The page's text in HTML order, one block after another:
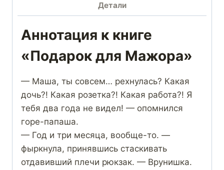
Детали
Аннотация к книге
«Подарок для Мажора»
— Маша, ты совсем… рехнулась? Какая
дочь?! Какая розетка?! Какая работа?! Я
тебя два года не видел! — опомнился
горе-папаша.
— Год и три месяца, вообще-то. —
фыркнула, принявшись стаскивать
отдавивший плечи рюкзак. — Врунишка.